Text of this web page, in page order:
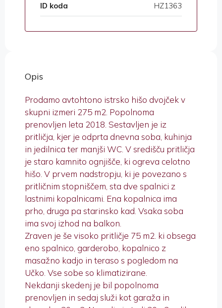
ID koda HZ1363
Opis
Prodamo avtohtono istrsko hišo dvojček v
skupni izmeri 275 m2. Popolnoma
prenovljen leta 2018. Sestavljen je iz
pritličja, kjer je odprta dnevna soba, kuhinja
in jedilnica ter manjši WC. V središču pritličja
je staro kamnito ognjišče, ki ogreva celotno
hišo. V prvem nadstropju, ki je povezano s
pritličnim stopniščem, sta dve spalnici z
lastnimi kopalnicami. Ena kopalnica ima
prho, druga pa starinsko kad. Vsaka soba
ima svoj izhod na balkon.
Zraven je še visoko pritličje 75 m2. ki obsega
eno spalnico, garderobo, kopalnico z
masažno kadjo in teraso s pogledom na
Učko. Vse sobe so klimatizirane.
Nekdanji skedenj je bil popolnoma
prenovljen in sedaj služi kot garaža in